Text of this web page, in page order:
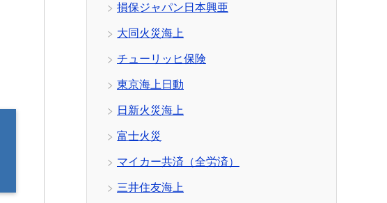
損保ジャパン日本興亜
大同火災海上
チューリッヒ保険
東京海上日動
日新火災海上
富士火災
マイカー共済（全労済）
三井住友海上